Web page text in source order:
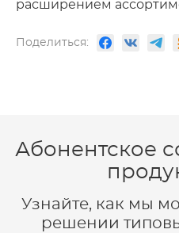
расширением
Поделиться:
Абонентское
Узнайте, как мы
решении